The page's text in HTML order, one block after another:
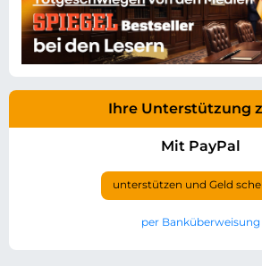
Ihre Unterstützung
Mit PayPal
unterstützen und Geld
per Banküberweisung